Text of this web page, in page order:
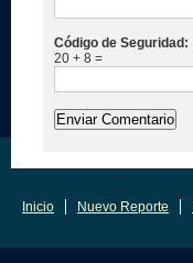
Código de Seguridad:
20 + 8 =
Inicio Nuevo Reporte